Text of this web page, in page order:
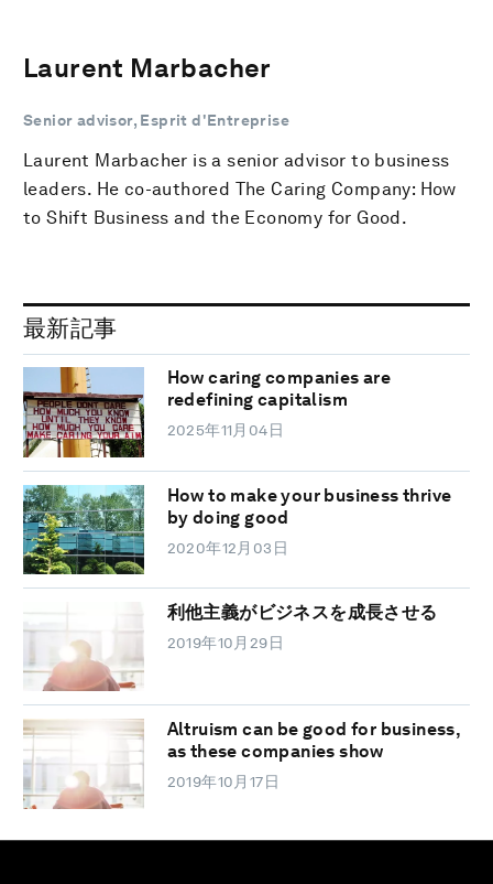
Laurent Marbacher
Senior advisor, Esprit d'Entreprise
Laurent Marbacher is a senior advisor to business
leaders. He co-authored The Caring Company: How
to Shift Business and the Economy for Good.
最新記事
How caring companies are
redefining capitalism
2025年11月04日
How to make your business thrive
by doing good
2020年12月03日
利他主義がビジネスを成長させる
2019年10月29日
Altruism can be good for business,
as these companies show
2019年10月17日